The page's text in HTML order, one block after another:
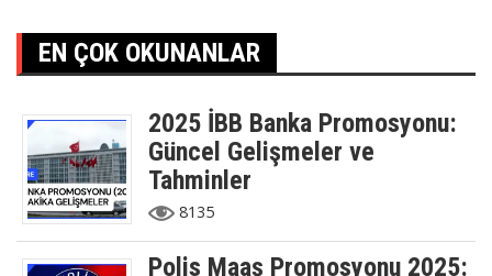
EN ÇOK OKUNANLAR
2025 İBB Banka Promosyonu:
Güncel Gelişmeler ve
Tahminler
8135
Polis Maaş Promosyonu 2025: